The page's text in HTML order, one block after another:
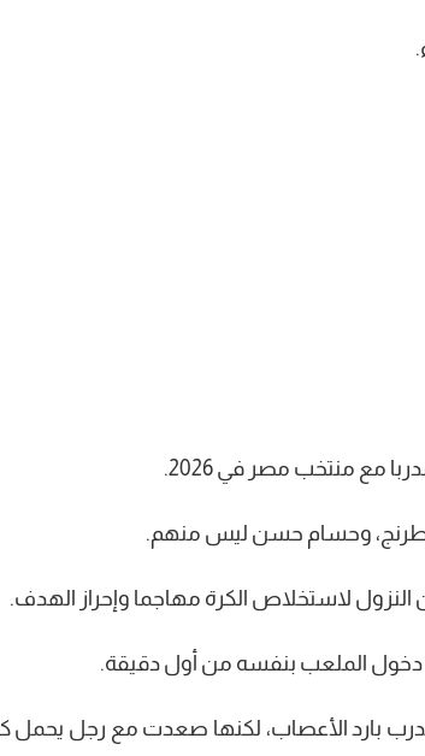
شطرنج، وحسام حسن ليس منهم.
لاستخلاص الكرة مهاجما وإحراز الهدف.
دخول الملعب بنفسه من أول دقيقة.
مع مصر التي لم تصعد إلى دور الـ32 مع مدرب بارد الأعصاب، لكنها صعدت مع رجل